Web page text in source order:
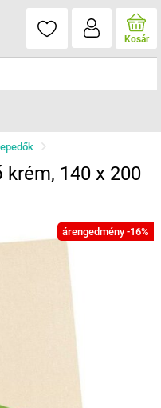
Kosár
140 x 200
árengedmény -16%